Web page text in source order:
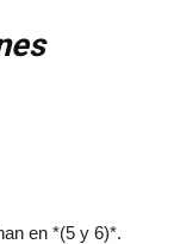
en *(5 y 6)*.